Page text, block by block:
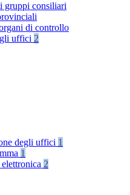
gruppi consiliari
di controllo
uffici 2
degli uffici 1
1
2